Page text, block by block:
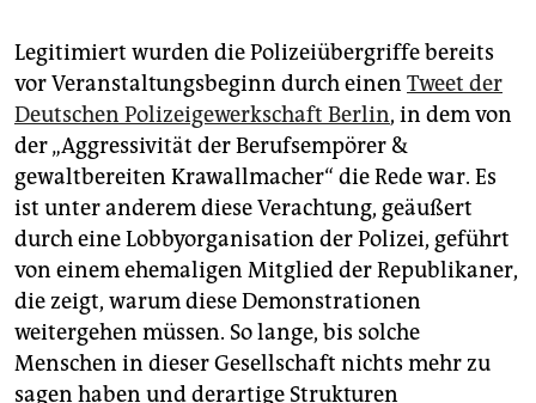
Legitimiert wurden die Polizeiübergriffe bereits
vor Veranstaltungsbeginn durch einen Tweet der
Deutschen Polizeigewerkschaft Berlin, in dem von
der „Aggressivität der Berufsempörer &
gewaltbereiten Krawallmacher“ die Rede war. Es
ist unter anderem diese Verachtung, geäußert
durch eine Lobbyorganisation der Polizei, geführt
von einem ehemaligen Mitglied der Republikaner,
die zeigt, warum diese Demonstrationen
weitergehen müssen. So lange, bis solche
Menschen in dieser Gesellschaft nichts mehr zu
sagen haben und derartige Strukturen